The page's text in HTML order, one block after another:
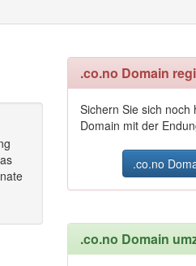
.co.no Domain
Sichern Sie sich
Domain mit der
.co.no
.co.no Domain